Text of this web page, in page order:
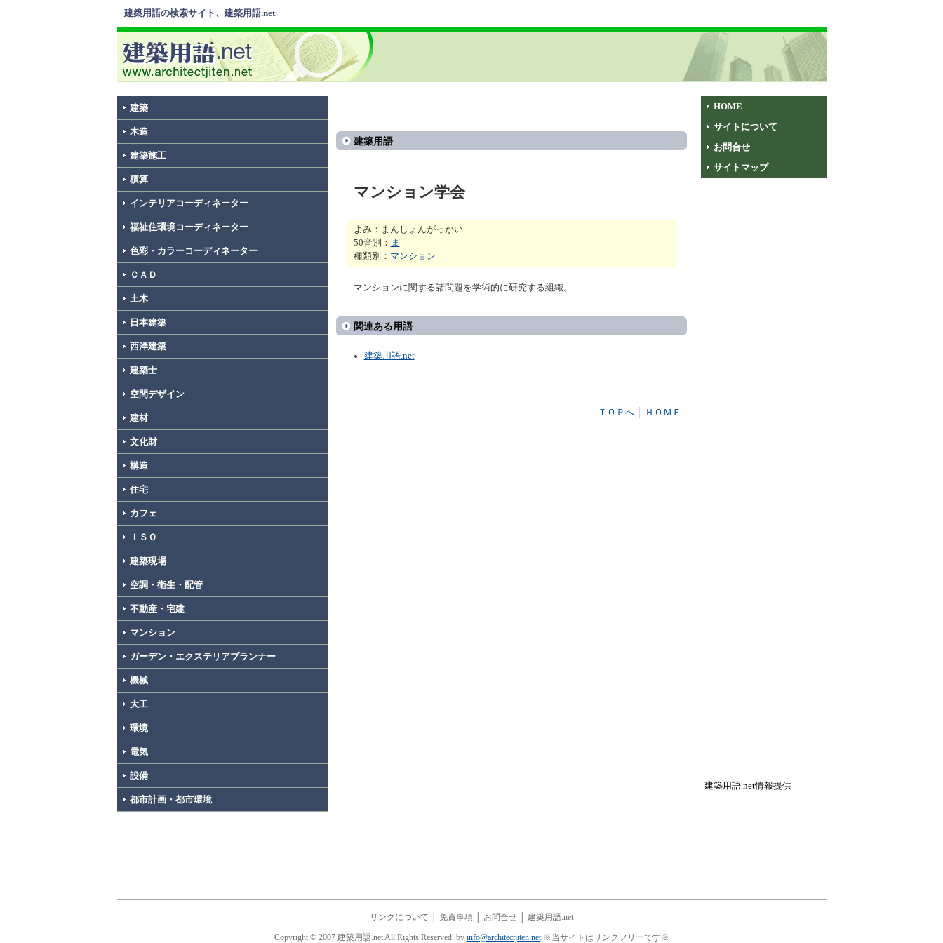
建築用語の検索サイト、建築用語.net
建築
木造
建築施工
積算
インテリアコーディネーター
福祉住環境コーディネーター
色彩・カラーコーディネーター
ＣＡＤ
土木
日本建築
西洋建築
建築士
空間デザイン
建材
文化財
構造
住宅
カフェ
ＩＳＯ
建築現場
空調・衛生・配管
不動産・宅建
マンション
ガーデン・エクステリアプランナー
機械
大工
環境
電気
設備
都市計画・都市環境
建築用語
マンション学会
よみ：まんしょんがっかい
50音別： ま
種類別： マンション
マンションに関する諸問題を学術的に研究する組織。
関連ある用語
建築用語.net
ＴＯＰへ│ ＨＯＭＥ
HOME
サイトについて
お問合せ
サイトマップ
建築用語.net情報提供
リンクについて 免責事項 お問合せ 建築用語.net
Copyright © 2007 建築用語.net All Rights Reserved. by info@architectjiten.net※当サイトはリンクフリーです※